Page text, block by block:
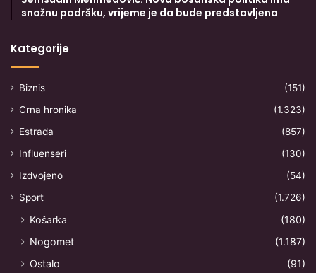
snažnu podršku, vrijeme je da bude predstavljena
Kategorije
Biznis
(151)
Crna hronika
(1.323)
Estrada
(857)
Influenseri
(130)
Izdvojeno
(54)
Sport
(1.726)
Košarka
(180)
Nogomet
(1.187)
Ostalo
(91)